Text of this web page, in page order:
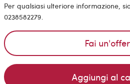
Per qualsiasi ulteriore informazione,
0238582279.
Fai
Aggiungi al